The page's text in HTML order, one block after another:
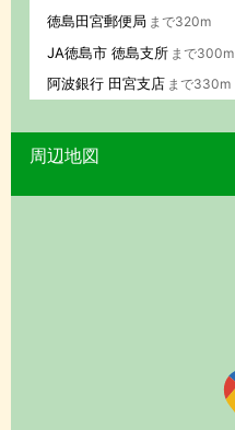
徳島田宮郵便局 まで320m
JA徳島市 徳島支所 まで300m
阿波銀行 田宮支店 まで330m
周辺地図